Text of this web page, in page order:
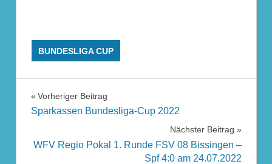
BUNDESLIGA CUP
Beitragsnavigation
Vorheriger Beitrag
Sparkassen Bundesliga-Cup 2022
Nächster Beitrag
WFV Regio Pokal 1. Runde FSV 08 Bissingen –
Spf 4:0 am 24.07.2022